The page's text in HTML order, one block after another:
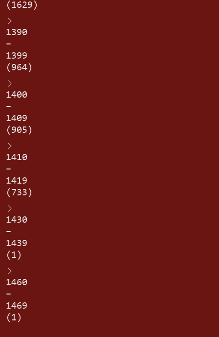
(1629)
1390
–
1399
(964)
1400
–
1409
(905)
1410
–
1419
(733)
1430
–
1439
(1)
1460
–
1469
(1)